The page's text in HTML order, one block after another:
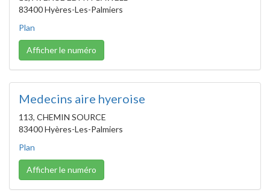
83400 Hyères-Les-Palmiers
Plan
Afficher le numéro
Medecins aire hyeroise
113, CHEMIN SOURCE
83400 Hyères-Les-Palmiers
Plan
Afficher le numéro